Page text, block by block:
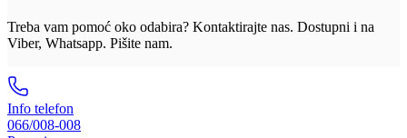
Treba vam pomoć oko odabira? Kontaktirajte nas. Dostupni i na
Viber, Whatsapp. Pišite nam.
Info telefon
066/008-008